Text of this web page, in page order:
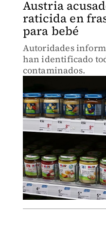
Austria
raticida en
para bebé
Autoridades
han identificado
contaminados.